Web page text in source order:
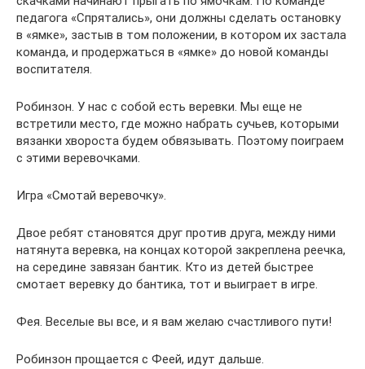
педагога «Спрятались», они должны сделать остановку
в «ямке», застыв в том положении, в котором их застала
команда, и продержаться в «ямке» до новой команды
воспитателя.
Робинзон. У нас с собой есть веревки. Мы еще не
встретили место, где можно набрать сучьев, которыми
вязанки хвороста будем обвязывать. Поэтому поиграем
с этими веревочками.
Игра «Смотай веревочку».
Двое ребят становятся друг против друга, между ними
натянута веревка, на концах которой закреплена реечка,
на середине завязан бантик. Кто из детей быстрее
смотает веревку до бантика, тот и выиграет в игре.
Фея. Веселые вы все, и я вам желаю счастливого пути!
Робинзон прощается с Феей, идут дальше.